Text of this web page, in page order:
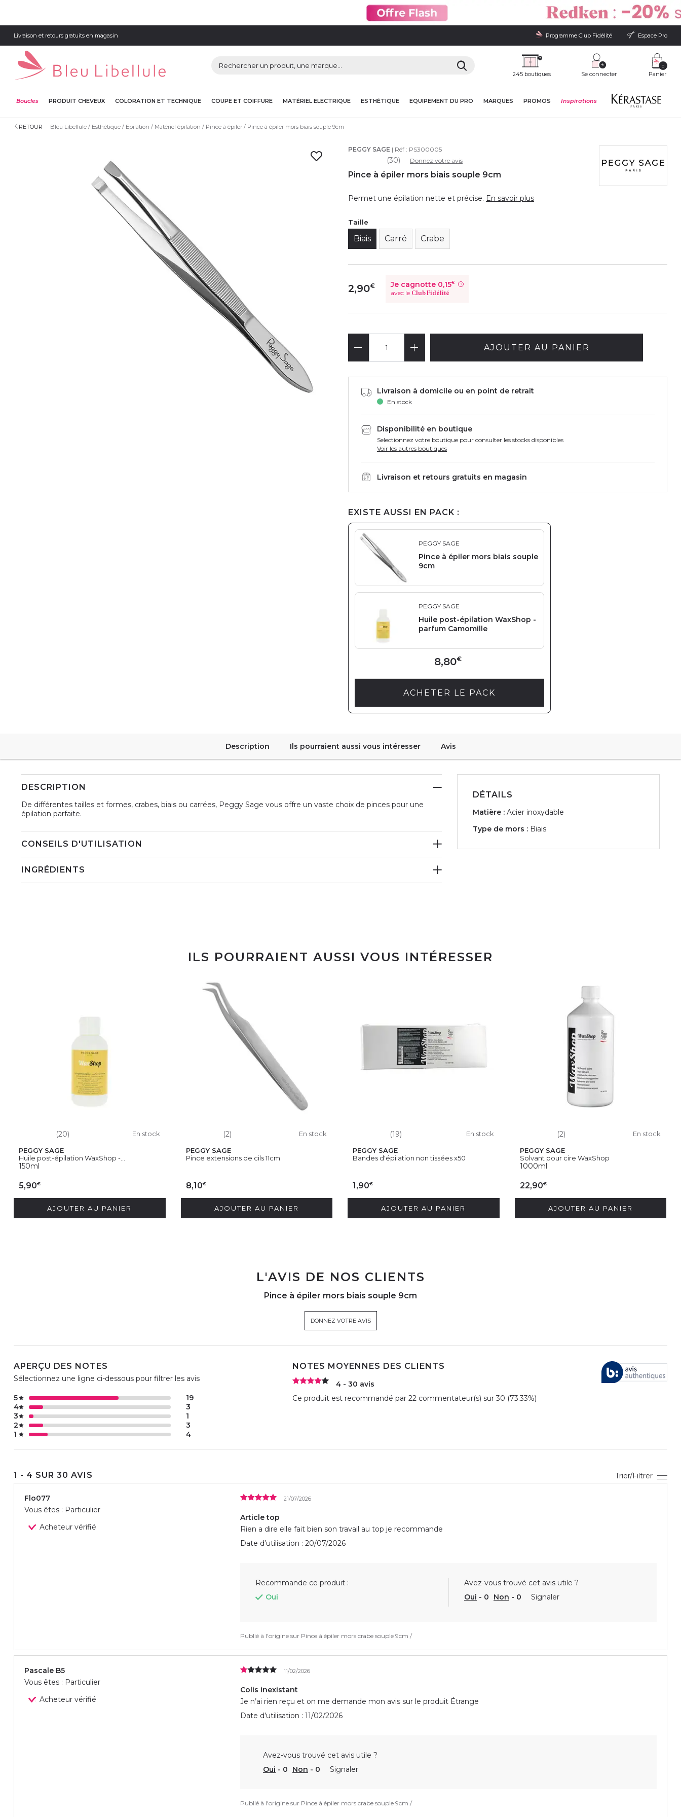
Livraison et retours gratuits en magasin Programme Club Fidélité Espace Pro
245 boutiques Se connecter Panier
0
Boucles PRODUIT CHEVEUX COLORATION ET TECHNIQUE COUPE ET COIFFURE MATÉRIEL ELECTRIQUE ESTHÉTIQUE EQUIPEMENT DU PRO MARQUES PROMOS Inspirations
RETOUR Bleu Libellule Esthétique Epilation Matériel épilation Pince à épiler Pince à épiler mors biais souple 9cm
PEGGY SAGE | Réf : PS300005
(30) Donnez votre avis
Pince à épiler mors biais souple 9cm
Permet une épilation nette et précise. En savoir plus
Taille
Biais Carré Crabe
2,90€ Je cagnotte 0,15€
avec le Club Fidélité
?
AJOUTER AU PANIER
Livraison à domicile ou en point de retrait
En stock
Disponibilité en boutique
Selectionnez votre boutique pour consulter les stocks disponibles
Voir les autres boutiques
Livraison et retours gratuits en magasin
EXISTE AUSSI EN PACK :
PEGGY SAGE
Pince à épiler mors biais souple
9cm
PEGGY SAGE
Huile post-épilation WaxShop -
parfum Camomille
8,80€
ACHETER LE PACK
Description Ils pourraient aussi vous intéresser Avis
DESCRIPTION
De différentes tailles et formes, crabes, biais ou carrées, Peggy Sage vous offre un vaste choix de pinces pour une
épilation parfaite.
CONSEILS D'UTILISATION
INGRÉDIENTS
DÉTAILS
Matière : Acier inoxydable
Type de mors : Biais
ILS POURRAIENT AUSSI VOUS INTÉRESSER
(20) En stock
PEGGY SAGE
Huile post-épilation WaxShop -...
150ml
5,90€
AJOUTER AU PANIER
(2) En stock
PEGGY SAGE
Pince extensions de cils 11cm
8,10€
AJOUTER AU PANIER
(19) En stock
PEGGY SAGE
Bandes d'épilation non tissées x50
1,90€
AJOUTER AU PANIER
(2) En stock
PEGGY SAGE
Solvant pour cire WaxShop
1000ml
22,90€
AJOUTER AU PANIER
L'AVIS DE NOS CLIENTS
Pince à épiler mors biais souple 9cm
DONNEZ VOTRE AVIS
APERÇU DES NOTES
Sélectionnez une ligne ci-dessous pour filtrer les avis
1 4
2 3
3 1
4 3
5 19
NOTES MOYENNES DES CLIENTS
4 - 30 avis
Ce produit est recommandé par 22 commentateur(s) sur 30 (73.33%)
1 - 4 SUR 30 AVIS Trier/Filtrer
Flo077
Vous êtes : Particulier
Acheteur vérifié
21/07/2026
Article top
Rien a dire elle fait bien son travail au top je recommande
Date d’utilisation : 20/07/2026
Recommande ce produit :
Oui
Avez-vous trouvé cet avis utile ?
Oui - 0 Non - 0 Signaler
Publié à l'origine sur Pince à épiler mors crabe souple 9cm /
Pascale B5
Vous êtes : Particulier
Acheteur vérifié
11/02/2026
Colis inexistant
Je n’ai rien reçu et on me demande mon avis sur le produit Étrange
Date d’utilisation : 11/02/2026
Avez-vous trouvé cet avis utile ?
Oui - 0 Non - 0 Signaler
Publié à l'origine sur Pince à épiler mors crabe souple 9cm /